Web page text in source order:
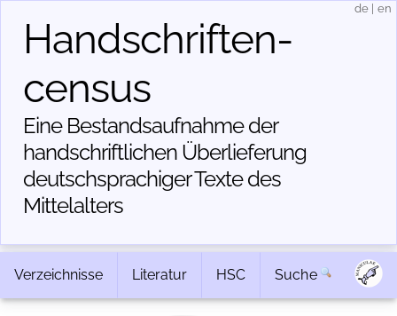
Handschriften­
census
Eine Bestandsaufnahme der
handschriftlichen Über­lieferung
deutschsprachiger Texte des
Mittelalters
de en
Verzeichnisse Literatur HSC Suche